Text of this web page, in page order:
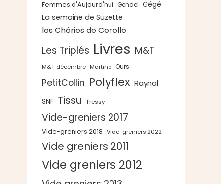
Femmes d'Aujourd'hui Gendel Gégé
La semaine de Suzette
les Chéries de Corolle
Les Triplés Livres M&T
M&T décembre Martine Ours
PetitCollin Polyflex Raynal
SNF Tissu Tressy
Vide-greniers 2017
Vide-greniers 2018 Vide-greniers 2022
Vide greniers 2011
Vide greniers 2012